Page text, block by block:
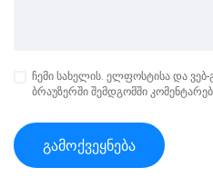
ჩემი სახელის. ელფოსტისა და ვებ-
ბრაუზერში შემდგომში